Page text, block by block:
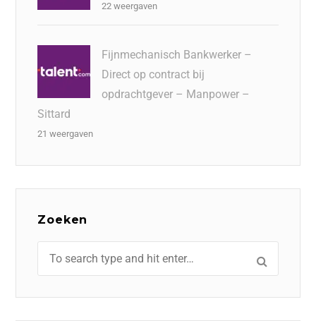
22 weergaven
Fijnmechanisch Bankwerker –
Direct op contract bij
opdrachtgever – Manpower –
Sittard
21 weergaven
Zoeken